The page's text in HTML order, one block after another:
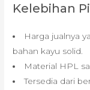
Kelebihan
Harga jualnya
bahan kayu solid.
Material HPL
Tersedia dari